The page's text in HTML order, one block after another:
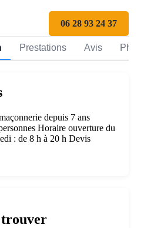
06 28 93 24 37
Prestations Avis Photos
depuis 7 ans
Horaire ouverture du
: de 8 h à 20 h Devis
trouver